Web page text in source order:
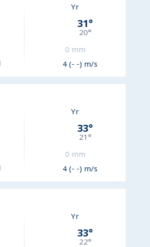
Yr
31°
20°
0 mm
4 (- -) m/s
Yr
33°
21 °
0 mm
4 (- -) m/s
Yr
33°
22°